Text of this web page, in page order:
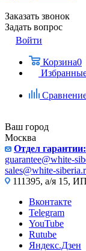
Заказать звонок
Задать вопрос
Войти
Корзина0
Ваш город
Москва
Отдел гарантии:
guarantee@white-
sales@white-
111395, а/я 15,
Вконтакте
Telegram
YouTube
Rutube
Яндекс.Дзен